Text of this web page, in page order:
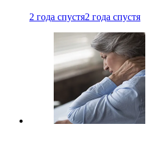
2 года спустя2 года спустя